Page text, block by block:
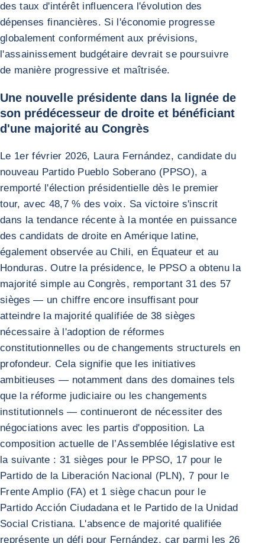
des taux d'intérêt influencera l'évolution des
dépenses financières. Si l'économie progresse
globalement conformément aux prévisions,
l'assainissement budgétaire devrait se poursuivre
de manière progressive et maîtrisée.
Une nouvelle présidente dans la lignée de
son prédécesseur de droite et bénéficiant
d'une majorité au Congrès
Le 1er février 2026, Laura Fernández, candidate du
nouveau Partido Pueblo Soberano (PPSO), a
remporté l'élection présidentielle dès le premier
tour, avec 48,7 % des voix. Sa victoire s'inscrit
dans la tendance récente à la montée en puissance
des candidats de droite en Amérique latine,
également observée au Chili, en Équateur et au
Honduras. Outre la présidence, le PPSO a obtenu la
majorité simple au Congrès, remportant 31 des 57
sièges — un chiffre encore insuffisant pour
atteindre la majorité qualifiée de 38 sièges
nécessaire à l'adoption de réformes
constitutionnelles ou de changements structurels en
profondeur. Cela signifie que les initiatives
ambitieuses — notamment dans des domaines tels
que la réforme judiciaire ou les changements
institutionnels — continueront de nécessiter des
négociations avec les partis d'opposition. La
composition actuelle de l’Assemblée législative est
la suivante : 31 sièges pour le PPSO, 17 pour le
Partido de la Liberación Nacional (PLN), 7 pour le
Frente Amplio (FA) et 1 siège chacun pour le
Partido Acción Ciudadana et le Partido de la Unidad
Social Cristiana. L'absence de majorité qualifiée
représente un défi pour Fernández, car parmi les 26